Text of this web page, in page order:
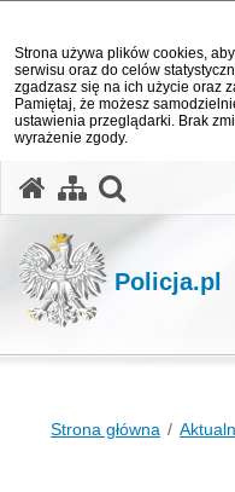
Strona używa plików cookies,
serwisu oraz do celów
zgadzasz się na ich użycie oraz
Pamiętaj, że możesz
ustawienia przeglądarki. Brak
wyrażenie zgody.
Policja.pl
Strona główna